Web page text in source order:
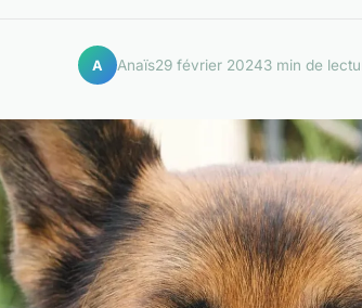
A Anaïs29 février 20243 min de